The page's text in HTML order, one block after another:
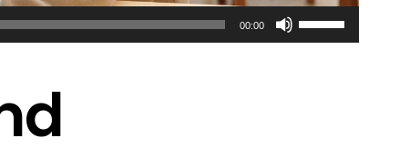
00:00